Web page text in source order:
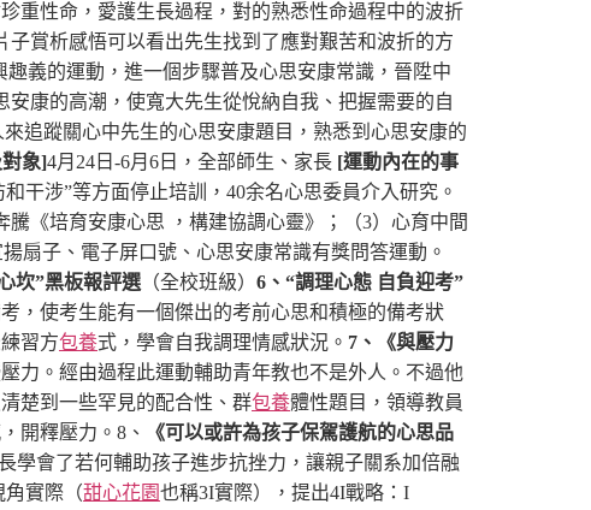
重性命，愛護生長過程，對的熟悉性命過程中的波折
子賞析感悟可以看出先生找到了應對艱苦和波折的方
義的運動，進一個步驟普及心思安康常識，晉陞中
安康的高潮，使寬大先生從悅納自我、把握需要的自
來追蹤關心中先生的心思安康題目，熟悉到心思安康的
象]4月24日-6月6日，全部師生、家長 [運動內在的事
干涉”等方面停止培訓，40余名心思委員介入研究。
《培育安康心思 ，構建協調心靈》；（3）心育中間
扇子、電子屏口號、心思安康常識有獎問答運動。
坎”黑板報評選 （全校班級） 6、“調理心態 自負迎考”
，使考生能有一個傑出的考前心思和積極的備考狀
習方包養式，學會自我調理情感狀況。 7、《與壓力
力。經由過程此運動輔助青年教也不是外人。不過他
楚到一些罕見的配合性、群包養體性題目，領導教員
開釋壓力。 8、
《可以或許為孩子保駕護航的心思品
會了若何輔助孩子進步抗挫力，讓親子關系加倍融
角實際（甜心花園也稱3I實際），提出4I戰略：I